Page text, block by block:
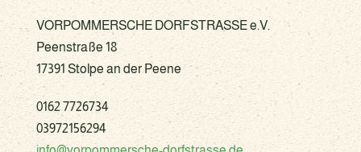
VORPOMMERSCHE DORFSTRASSE e.V.
Peenstraße 18
17391 Stolpe an der Peene
0162 7726734
03972156294